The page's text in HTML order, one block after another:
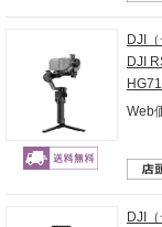
DJI（
DJI
Web
DJI（